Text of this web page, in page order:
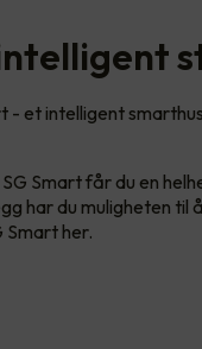
- et intelligent
Smart får du en
har du muligheten til
Smart her.